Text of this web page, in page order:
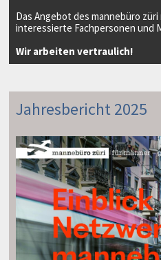
Das Angebot des mannebüro
interessierte Fachpersonen und
Wir arbeiten vertraulich!
Jahresbericht 2025